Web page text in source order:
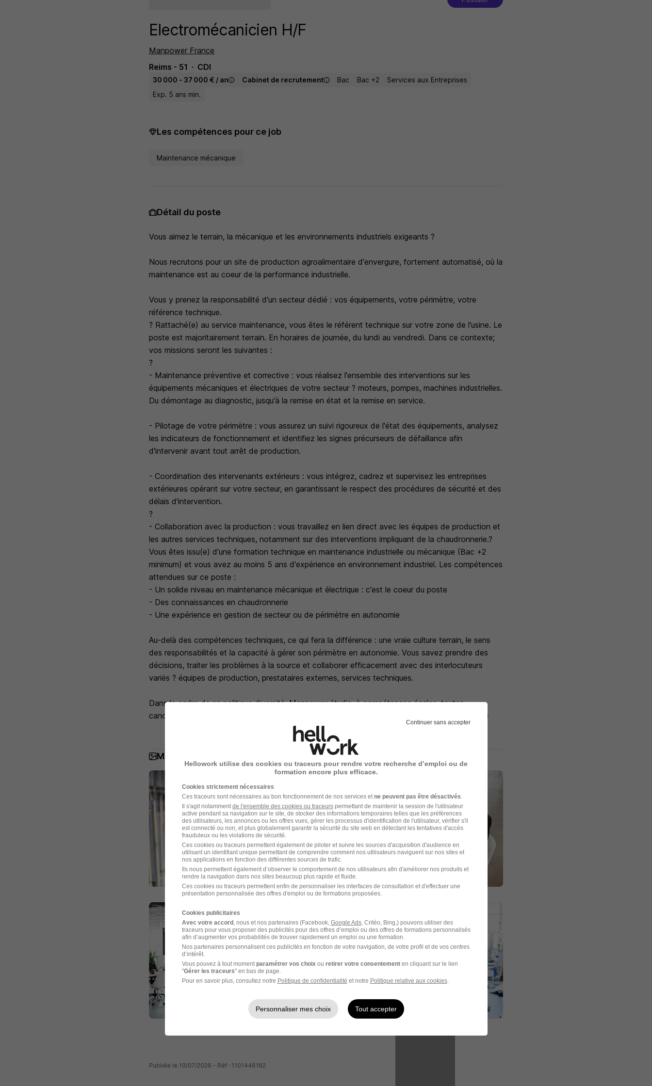
Electromécanicien H/F
Manpower France
Reims - 51
CDI
30 000 - 37 000 € / an Cabinet de recrutement Bac Bac +2
Services aux Entreprises
Exp. 5 ans min.
Les compétences pour ce job
Maintenance mécanique
Détail du poste
Vous aimez le terrain, la mécanique et les environnements industriels exigeants ?
Nous recrutons pour un site de production agroalimentaire d'envergure, fortement automatisé, où la
maintenance est au coeur de la performance industrielle.
Vous y prenez la responsabilité d'un secteur dédié : vos équipements, votre périmètre, votre
référence technique.
? Rattaché(e) au service maintenance, vous êtes le référent technique sur votre zone de l'usine. Le
poste est majoritairement terrain. En horaires de journée, du lundi au vendredi. Dans ce contexte;
vos missions seront les suivantes :
?
- Maintenance préventive et corrective : vous réalisez l'ensemble des interventions sur les
équipements mécaniques et électriques de votre secteur ? moteurs, pompes, machines industrielles.
Du démontage au diagnostic, jusqu'à la remise en état et la remise en service.
- Pilotage de votre périmètre : vous assurez un suivi rigoureux de l'état des équipements, analysez
les indicateurs de fonctionnement et identifiez les signes précurseurs de défaillance afin
d'intervenir avant tout arrêt de production.
- Coordination des intervenants extérieurs : vous intégrez, cadrez et supervisez les entreprises
extérieures opérant sur votre secteur, en garantissant le respect des procédures de sécurité et des
délais d'intervention.
?
- Collaboration avec la production : vous travaillez en lien direct avec les équipes de production et
les autres services techniques, notamment sur des interventions impliquant de la chaudronnerie.?
Vous êtes issu(e) d'une formation technique en maintenance industrielle ou mécanique (Bac +2
minimum) et vous avez au moins 5 ans d'expérience en environnement industriel. Les compétences
attendues sur ce poste :
- Un solide niveau en maintenance mécanique et électrique : c'est le coeur du poste
- Des connaissances en chaudronnerie
- Une expérience en gestion de secteur ou de périmètre en autonomie
Au-delà des compétences techniques, ce qui fera la différence : une vraie culture terrain, le sens
des responsabilités et la capacité à gérer son périmètre en autonomie. Vous savez prendre des
décisions, traiter les problèmes à la source et collaborer efficacement avec des interlocuteurs
variés ? équipes de production, prestataires externes, services techniques.
Dans le cadre de sa politique diversité, Manpower étudie, à compétences égales, toutes
candidatures dont celles de personnes en situation de handicap Date début : Dès que possible
Manpower France en images
Publiée le 10/07/2026 - Réf : 1101446162
Continuer sans accepter
Hellowork utilise des cookies ou traceurs pour rendre votre recherche d’emploi ou de
formation encore plus efficace.
Cookies strictement nécessaires
Ces traceurs sont nécessaires au bon fonctionnement de nos services et ne peuvent pas être désactivés
Il s'agit notamment de l'ensemble des cookies ou traceurspermettant de maintenir la session de l'utilisateur
active pendant sa navigation sur le site, de stocker des informations temporaires telles que les préférences
des utilisateurs, les annonces ou les offres vues, gérer les processus d'identification de l'utilisateur, vérifier s'il
est connecté ou non, et plus globalement garantir la sécurité du site web en détectant les tentatives d'accès
frauduleux ou les violations de sécurité.
Ces cookies ou traceurs permettent également de piloter et suivre les sources d'acquisition d'audience en
utilisant un identifiant unique permettant de comprendre comment nos utilisateurs naviguent sur nos sites et
nos applications en fonction des différentes sources de trafic.
Ils nous permettent également d’observer le comportement de nos utilisateurs afin d'améliorer nos produits et
rendre la navigation dans nos sites beaucoup plus rapide et fluide.
Ces cookies ou traceurs permettent enfin de personnaliser les interfaces de consultation et d'effectuer une
présentation personnalisée des offres d'emploi ou de formations proposées.
Cookies publicitaires
Avec votre accord, nous et nos partenaires (Facebook, Google Ads, Critéo, Bing,) pouvons utiliser des
traceurs pour vous proposer des publicités pour des offres d’emploi ou des offres de formations personnalisés
afin d’augmenter vos probabilités de trouver rapidement un emploi ou une formation.
Nos partenaires personnalisent ces publicités en fonction de votre navigation, de votre profil et de vos centres
d’intérêt.
Vous pouvez à tout moment paramétrer vos choix ou retirer votre consentementen cliquant sur le lien
"Gérer les traceurs" en bas de page.
Pour en savoir plus, consultez notre Politique de confidentialité et notre Politique relative aux cookies.
Personnaliser mes choix Tout accepter